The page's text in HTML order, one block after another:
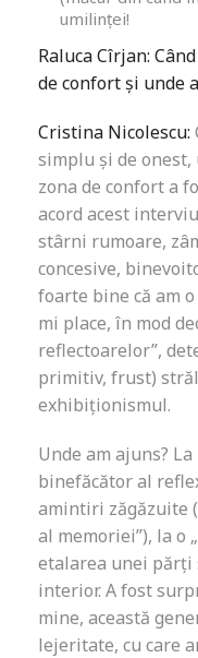
umilinței!
Raluca Cîrjan:
de confort și unde
Cristina Nicolescu:
simplu și de
zona de confort a
acord acest
stârni rumoare,
concesive,
foarte bine că am
mi place, în mod
reflectoarelor”,
primitiv, frust)
exhibiționismul.
Unde am ajuns?
binefăcător al
amintiri zăgăzuite
al memoriei”), la o
etalarea unei
interior. A fost
mine, această
lejeritate, cu care